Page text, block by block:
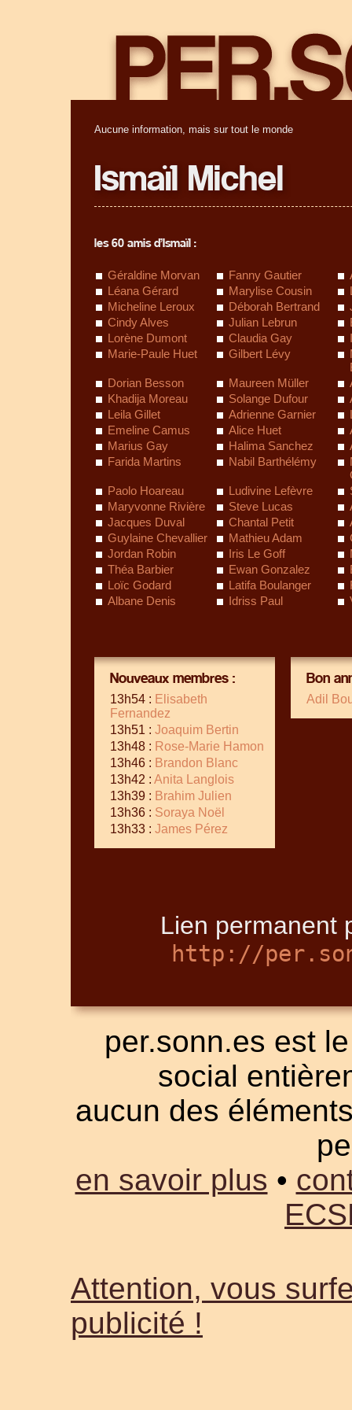
Aucune information, mais sur tout le monde
Ismaïl Michel
les 60 amis d’Ismaïl :
Géraldine Morvan Fanny Gautier
Léana Gérard
Marylise Cousin
Micheline Leroux
Déborah Bertrand
Cindy Alves
Julian Lebrun
Lorène Dumont
Claudia Gay
Marie-Paule Huet
Gilbert Lévy
Dorian Besson
Maureen Müller
Khadija Moreau
Solange Dufour
Leila Gillet
Adrienne Garnier
Emeline Camus
Alice Huet
Marius Gay
Halima Sanchez
Farida Martins
Nabil Barthélémy
Paolo Hoareau
Ludivine Lefèvre
Maryvonne Rivière
Steve Lucas
Jacques Duval
Chantal Petit
Guylaine Chevallier
Mathieu Adam
Jordan Robin
Iris Le Goff
Théa Barbier
Ewan Gonzalez
Loïc Godard
Latifa Boulanger
Albane Denis
Idriss Paul
Nouveaux membres :
13h54 : Elisabeth
Fernandez
13h51 : Joaquim Bertin
13h48 : Rose-Marie Hamon
13h46 : Brandon Blanc
13h42 : Anita Langlois
13h39 : Brahim Julien
13h36 : Soraya Noël
13h33 : James Pérez
Bon
Adil
Lien permanent
http://
per.sonn.es est
social
aucun des
en savoir plus •
Attention, vous
publicité !